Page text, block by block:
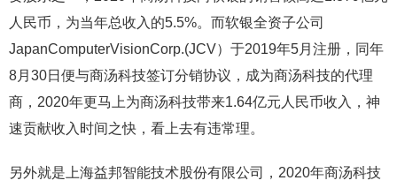
人民币，为当年总收入的5.5%。而软银全资子公司
JapanComputerVisionCorp.(JCV）于2019年5月注册，同年
8月30日便与商汤科技签订分销协议，成为商汤科技的代理
商，2020年更马上为商汤科技带来1.64亿元人民币收入，神
速贡献收入时间之快，看上去有违常理。
另外就是上海益邦智能技术股份有限公司，2020年商汤科技